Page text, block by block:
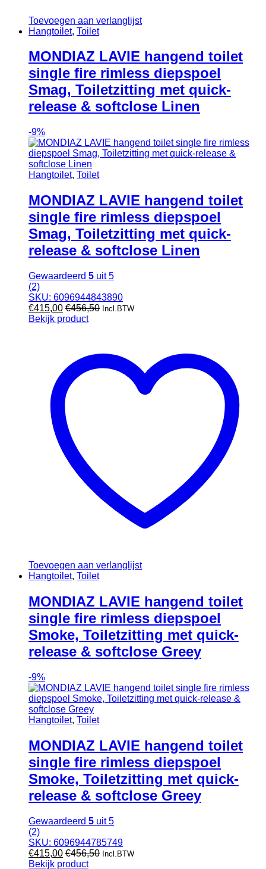
Toevoegen aan verlanglijst
Hangtoilet, Toilet
MONDIAZ LAVIE hangend toilet
single fire rimless diepspoel
Smag, Toiletzitting met quick-
release & softclose Linen
-9%
Hangtoilet, Toilet
MONDIAZ LAVIE hangend toilet
single fire rimless diepspoel
Smag, Toiletzitting met quick-
release & softclose Linen
Gewaardeerd 5 uit 5
(2)
SKU: 6096944843890
€415,00 €456,50 Incl.BTW
Bekijk product
Toevoegen aan verlanglijst
Hangtoilet, Toilet
MONDIAZ LAVIE hangend toilet
single fire rimless diepspoel
Smoke, Toiletzitting met quick-
release & softclose Greey
-9%
Hangtoilet, Toilet
MONDIAZ LAVIE hangend toilet
single fire rimless diepspoel
Smoke, Toiletzitting met quick-
release & softclose Greey
Gewaardeerd 5 uit 5
(2)
SKU: 6096944785749
€415,00 €456,50 Incl.BTW
Bekijk product